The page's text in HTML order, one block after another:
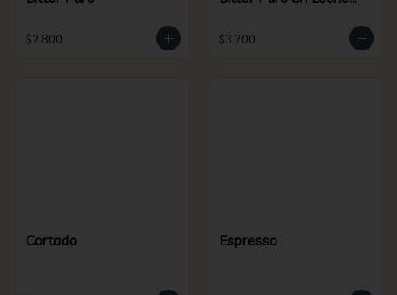
$2.800 $3.200
Cortado Espresso